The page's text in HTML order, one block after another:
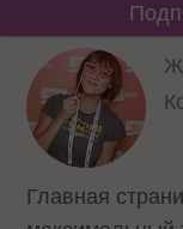
Главная